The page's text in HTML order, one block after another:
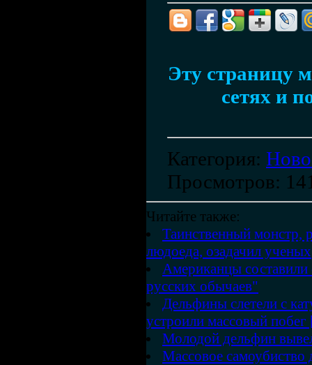
Эту страницу
сетях и
Категория:
Просмотров:
Читайте также:
Таинственный монстр,
людоеда, озадачил ученых
Американцы
русских обычаев"
Дельфины слетели с
устроили массовый побег
Молодой дельфин
Массовое